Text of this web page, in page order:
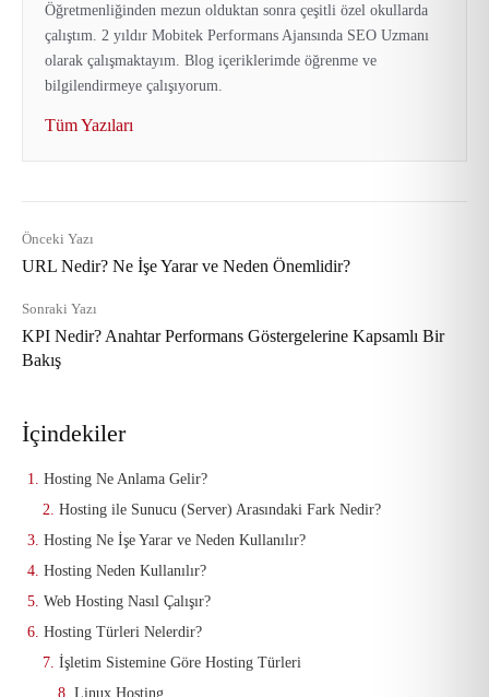
Öğretmenliğinden mezun olduktan sonra çeşitli özel okullarda
çalıştım. 2 yıldır Mobitek Performans Ajansında SEO Uzmanı
olarak çalışmaktayım. Blog içeriklerimde öğrenme ve
bilgilendirmeye çalışıyorum.
Tüm Yazıları
Önceki Yazı
URL Nedir? Ne İşe Yarar ve Neden Önemlidir?
Sonraki Yazı
KPI Nedir? Anahtar Performans Göstergelerine Kapsamlı Bir
Bakış
İçindekiler
Hosting Ne Anlama Gelir?
Hosting ile Sunucu (Server) Arasındaki Fark Nedir?
Hosting Ne İşe Yarar ve Neden Kullanılır?
Hosting Neden Kullanılır?
Web Hosting Nasıl Çalışır?
Hosting Türleri Nelerdir?
İşletim Sistemine Göre Hosting Türleri
Linux Hosting